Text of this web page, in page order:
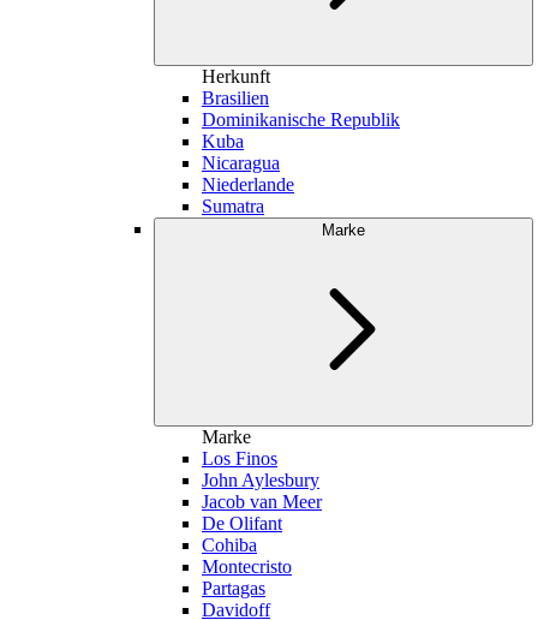
Herkunft
Brasilien
Dominikanische Republik
Kuba
Nicaragua
Niederlande
Sumatra
Marke
Marke
Los Finos
John Aylesbury
Jacob van Meer
De Olifant
Cohiba
Montecristo
Partagas
Davidoff